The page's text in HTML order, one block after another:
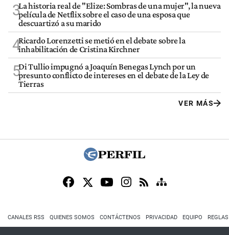
3La historia real de "Elize: Sombras de una mujer", la nueva
película de Netflix sobre el caso de una esposa que
descuartizó a su marido
4Ricardo Lorenzetti se metió en el debate sobre la
inhabilitación de Cristina Kirchner
5Di Tullio impugnó a Joaquín Benegas Lynch por un
presunto conflicto de intereses en el debate de la Ley de
Tierras
VER MÁS
CANALES RSS QUIENES SOMOS CONTÁCTENOS PRIVACIDAD EQUIPO